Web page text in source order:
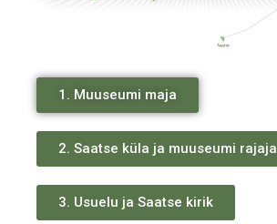
1. Muuseumi maja
2. Saatse küla ja muuseumi rajaja
3. Usuelu ja Saatse kirik